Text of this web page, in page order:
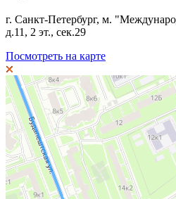
г. Санкт-Петербург, м.
д.11, 2 эт., сек.29
Посмотреть на карте